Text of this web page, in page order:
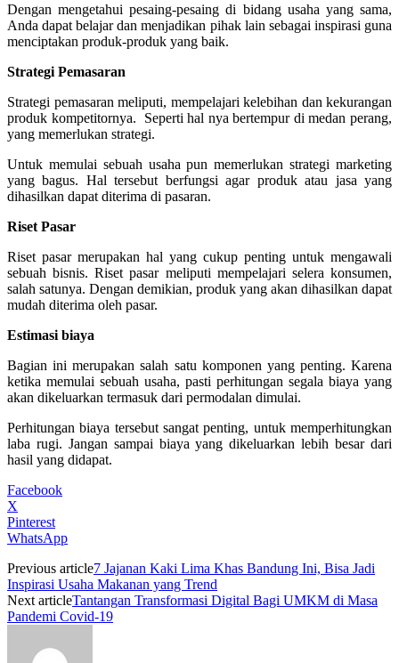
Dengan mengetahui pesaing-pesaing di bidang usaha yang sama,
Anda dapat belajar dan menjadikan pihak lain sebagai inspirasi guna
menciptakan produk-produk yang baik.
Strategi Pemasaran
Strategi pemasaran meliputi, mempelajari kelebihan dan kekurangan
produk kompetitornya. Seperti hal nya bertempur di medan perang,
yang memerlukan strategi.
Untuk memulai sebuah usaha pun memerlukan strategi marketing
yang bagus. Hal tersebut berfungsi agar produk atau jasa yang
dihasilkan dapat diterima di pasaran.
Riset Pasar
Riset pasar merupakan hal yang cukup penting untuk mengawali
sebuah bisnis. Riset pasar meliputi mempelajari selera konsumen,
salah satunya. Dengan demikian, produk yang akan dihasilkan dapat
mudah diterima oleh pasar.
Estimasi biaya
Bagian ini merupakan salah satu komponen yang penting. Karena
ketika memulai sebuah usaha, pasti perhitungan segala biaya yang
akan dikeluarkan termasuk dari permodalan dimulai.
Perhitungan biaya tersebut sangat penting, untuk memperhitungkan
laba rugi. Jangan sampai biaya yang dikeluarkan lebih besar dari
hasil yang didapat.
Facebook
X
Pinterest
WhatsApp
Previous article7 Jajanan Kaki Lima Khas Bandung Ini, Bisa Jadi
Inspirasi Usaha Makanan yang Trend
Next articleTantangan Transformasi Digital Bagi UMKM di Masa
Pandemi Covid-19